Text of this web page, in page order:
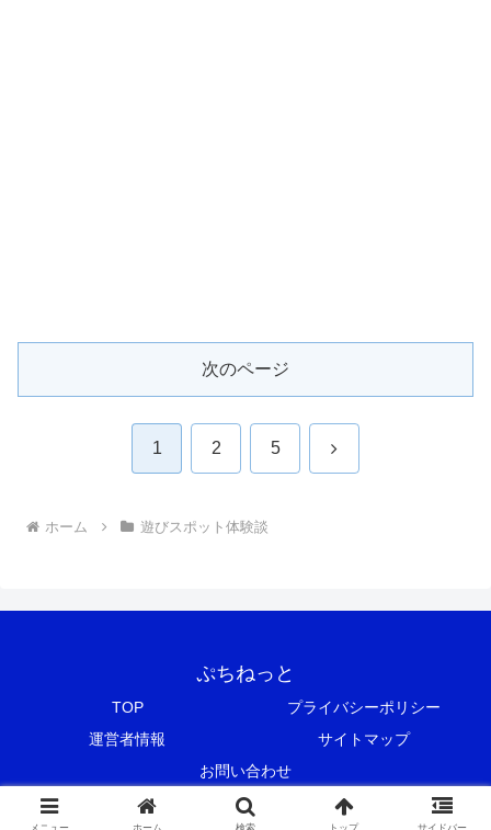
次のページ
1 2 5 次
ホーム 遊びスポット体験談
ぷちねっと
TOP
プライバシーポリシー
運営者情報
サイトマップ
お問い合わせ
© 2018 ぷちねっと.
メニュー ホーム 検索 トップ サイドバー